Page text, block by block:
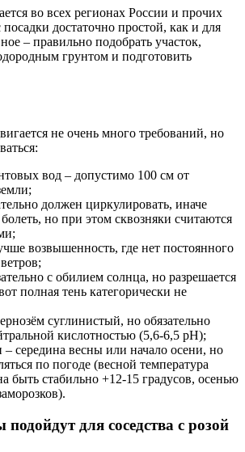
во всех регионах России и прочих
достаточно простой, как и для
– правильно подобрать участок,
грунтом и подготовить
не очень много требований, но
вод – допустимо 100 см от
должен циркулировать, иначе
но при этом сквозняки считаются
возвышенность, где нет постоянного
с обилием солнца, но разрешается
полная тень категорически не
суглинистый, но обязательно
кислотностью (5,6-6,5 рН);
– середина весны или начало осени, но
по погоде (весной температура
быть стабильно +12-15 градусов, осенью
для соседства с розой